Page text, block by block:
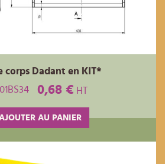
corps Dadant en KIT*
0,68 € HT
AU PANIER